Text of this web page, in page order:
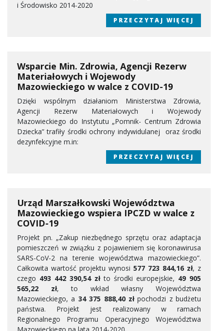
i Środowisko 2014-2020
PRZECZYTAJ WIĘCEJ
Wsparcie Min. Zdrowia, Agencji Rezerw
Materiałowych i Wojewody
Mazowieckiego w walce z COVID-19
Dzięki wspólnym działaniom Ministerstwa Zdrowia,
Agencji Rezerw Materiałowych i Wojewody
Mazowieckiego do Instytutu „Pomnik- Centrum Zdrowia
Dziecka” trafiły środki ochrony indywidulanej oraz środki
dezynfekcyjne m.in:
PRZECZYTAJ WIĘCEJ
Urząd Marszałkowski Województwa
Mazowieckiego wspiera IPCZD w walce z
COVID-19
Projekt pn. „Zakup niezbędnego sprzętu oraz adaptacja
pomieszczeń w związku z pojawieniem się koronawirusa
SARS-CoV-2 na terenie województwa mazowieckiego”.
Całkowita wartość projektu wynosi 577 723 844,16 zł, z
czego 493 442 390,54 złto środki europejskie, 49 905
565,22 zł, to wkład własny Województwa
Mazowieckiego, a 34 375 888,40 złpochodzi z budżetu
państwa. Projekt jest realizowany w ramach
Regionalnego Programu Operacyjnego Województwa